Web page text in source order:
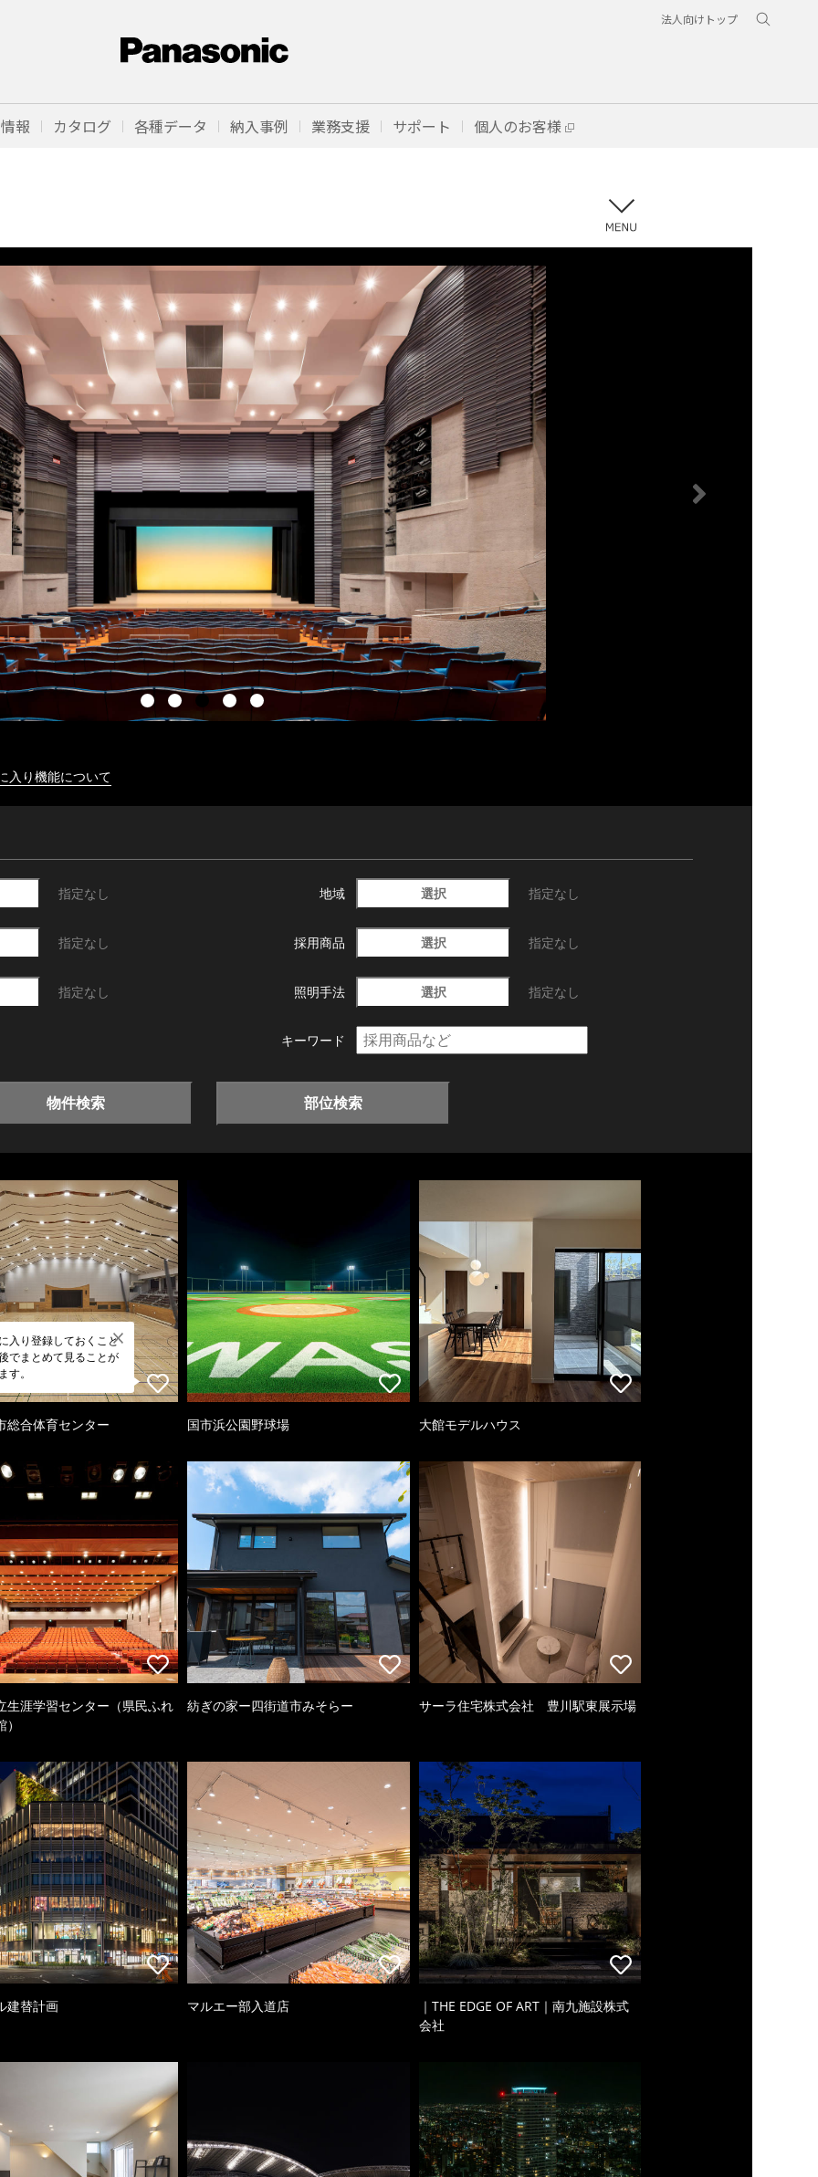
法人向けトップ
報 カタログ 各種データ 納入事例 業務支援 サポート 個人のお客様
入り機能について
指定なし 地域 選択 指定なし
指定なし 採用商品 選択 指定なし
指定なし 照明手法 選択 指定なし
キーワード
物件検索 部位検索
入り登録しておくこと
でまとめて見ることが
す。
総合体育センター 国市浜公園野球場 大館モデルハウス
生涯学習センター（県民ふれ
紡ぎの家ー四街道市みそらー サーラ住宅株式会社 豊川駅東展示場
建替計画 マルエー部入道店
｜THE EDGE OF ART｜南九施設株式
会社